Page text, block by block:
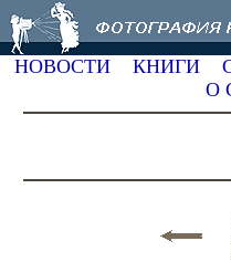
НОВОСТИ КНИГИ
О